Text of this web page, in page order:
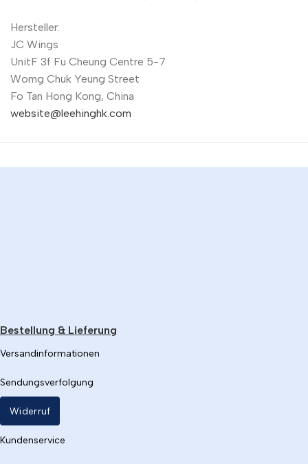
Hersteller:
JC Wings
UnitF 3f Fu Cheung Centre 5-7
Womg Chuk Yeung Street
Fo Tan Hong Kong, China
website@leehinghk.com
Bestellung & Lieferung
Versandinformationen
Sendungsverfolgung
Widerruf
Kundenservice